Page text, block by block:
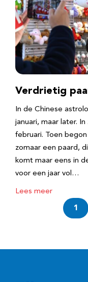
Verdrietig
In de Chinese
januari, maar later.
februari. Toen
zomaar een paard,
komt maar eens in
voor een jaar vol…
Lees meer
1